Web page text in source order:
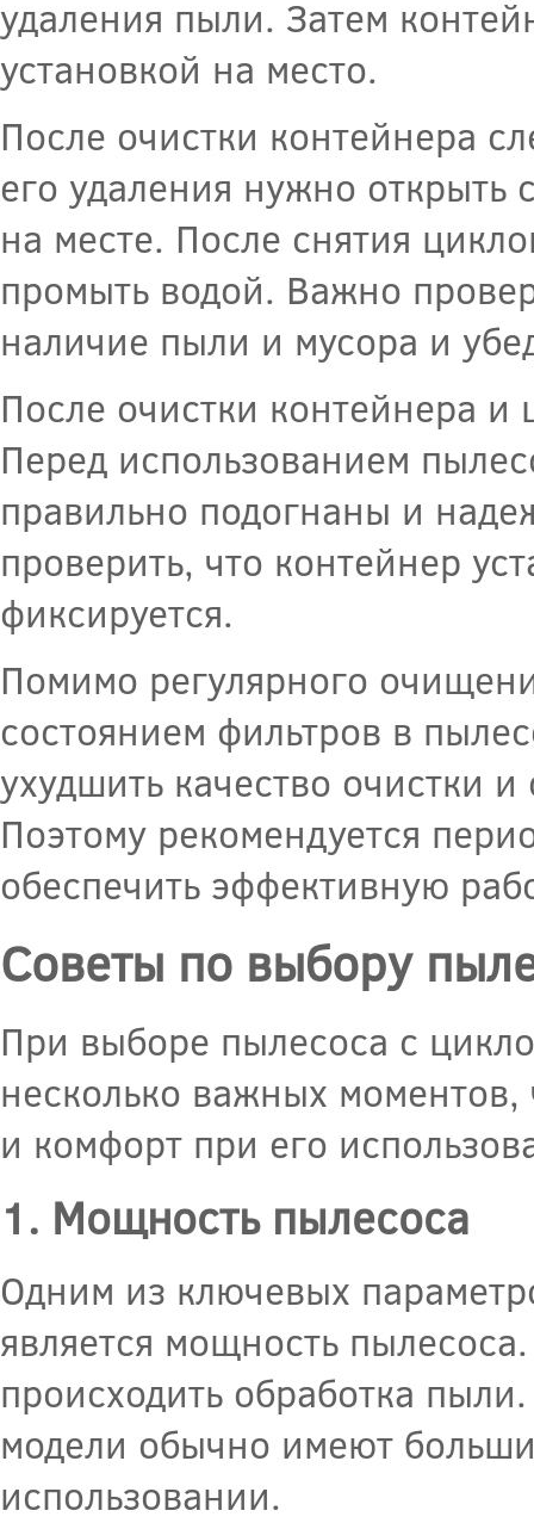
удаления пыли. Затем
установкой на место.
После очистки контейнера
его удаления нужно
на месте. После снятия
промыть водой. Важно
наличие пыли и мусора и
После очистки контейнера
Перед использованием
правильно подогнаны и
проверить, что контейнер
фиксируется.
Помимо регулярного
состоянием фильтров в
ухудшить качество очистки
Поэтому рекомендуется
обеспечить эффективную
Советы по выбору
При выборе пылесоса с
несколько важных
и комфорт при его
1. Мощность пылесоса
Одним из ключевых
является мощность
происходить обработка
модели обычно имеют
использовании.